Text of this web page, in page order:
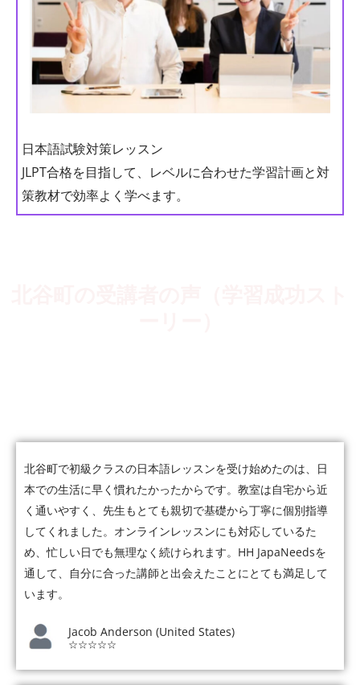
日本語試験対策レッスン
JLPT合格を目指して、レベルに合わせた学習計画と対
策教材で効率よく学べます。
北谷町で初級クラスの日本語レッスンを受け始めたのは、日
本での生活に早く慣れたかったからです。教室は自宅から近
く通いやすく、先生もとても親切で基礎から丁寧に個別指導
してくれました。オンラインレッスンにも対応しているた
め、忙しい日でも無理なく続けられます。HH JapaNeedsを
通して、自分に合った講師と出会えたことにとても満足して
います。
Jacob Anderson (United States)
☆☆☆☆☆